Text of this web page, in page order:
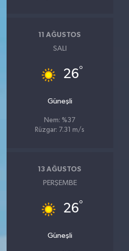
11 AĞUSTOS
SALI
26°
Güneşli
Nem: %37
Rüzgar: 7.31 m/s
13 AĞUSTOS
PERŞEMBE
26°
Güneşli